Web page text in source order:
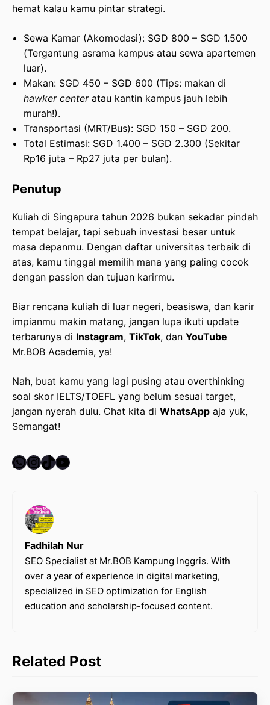
hemat kalau kamu pintar strategi.
Sewa Kamar (Akomodasi): SGD 800 – SGD 1.500
(Tergantung asrama kampus atau sewa apartemen
luar).
Makan: SGD 450 – SGD 600 (Tips: makan di
hawker centeratau kantin kampus jauh lebih
murah!).
Transportasi (MRT/Bus): SGD 150 – SGD 200.
Total Estimasi: SGD 1.400 – SGD 2.300 (Sekitar
Rp16 juta – Rp27 juta per bulan).
Penutup
Kuliah di Singapura tahun 2026 bukan sekadar pindah
tempat belajar, tapi sebuah investasi besar untuk
masa depanmu. Dengan daftar universitas terbaik di
atas, kamu tinggal memilih mana yang paling cocok
dengan passion dan tujuan karirmu.
Biar rencana kuliah di luar negeri, beasiswa, dan karir
impianmu makin matang, jangan lupa ikuti update
terbarunya di Instagram, TikTok, dan YouTube
Mr.BOB Academia, ya!
Nah, buat kamu yang lagi pusing atau overthinking
soal skor IELTS/TOEFL yang belum sesuai target,
jangan nyerah dulu. Chat kita di WhatsApp aja yuk,
Semangat!
WhatsApp
Instagram
TikTok
YouTube
Fadhilah Nur
SEO Specialist at Mr.BOB Kampung Inggris. With
over a year of experience in digital marketing,
specialized in SEO optimization for English
education and scholarship-focused content.
Related Post